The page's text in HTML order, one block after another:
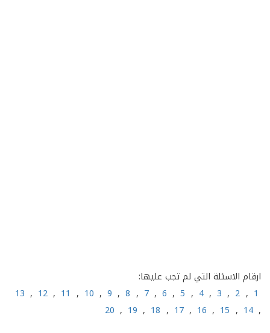
ارقام الاسئلة التي لم تجب عليها:
1
,
2
,
3
,
4
,
5
,
6
,
7
,
8
,
9
,
10
,
11
,
12
,
13
,
14
,
15
,
16
,
17
,
18
,
19
,
20